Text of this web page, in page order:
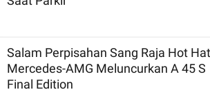
Salam Perpisahan Sang Raja Hot
Mercedes-AMG Meluncurkan A 45 S
Final Edition